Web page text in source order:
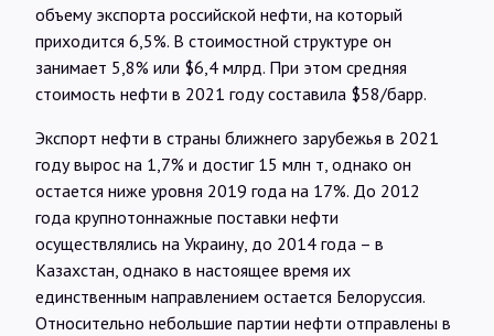
объему экспорта российской нефти, на который
приходится 6,5%. В стоимостной структуре он
занимает 5,8% или $6,4 млрд. При этом средняя
стоимость нефти в 2021 году составила $58/барр.
Экспорт нефти в страны ближнего зарубежья в 2021
году вырос на 1,7% и достиг 15 млн т, однако он
остается ниже уровня 2019 года на 17%. До 2012
года крупнотоннажные поставки нефти
осуществлялись на Украину, до 2014 года – в
Казахстан, однако в настоящее время их
единственным направлением остается Белоруссия.
Относительно небольшие партии нефти отправлены в